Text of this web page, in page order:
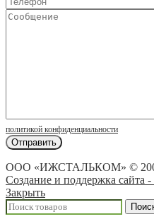
политикой конфиденциальности
ООО «ИЖСТАЛЬКОМ» ©
Создание и поддержка сайта -
Закрыть